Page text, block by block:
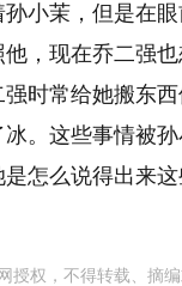
小茉，但是在
，现在乔二强
时常给她搬东
。这些事情被
怎么说得出来
授权，不得转载、摘编